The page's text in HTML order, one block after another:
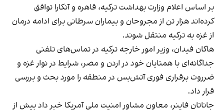
بر اساس اعلام وزارت بهداشت ترکیه، قاهره و آنکارا توافق
کرده‌اند هزار تن از مجروحان و بیماران سرطانی برای ادامه درمان
از غزه به ترکیه منتقل شوند.
هاکان فیدان، وزیر امور خارجه ترکیه در تماس‌های تلفنی
جداگانه‌ای با همتایان خود در اردن و مصر، شرایط در نوار غزه و
ضرروت برقراری فوری آتش‌بس در منطقه را مورد بحث و بررسی
قرار داد.
جاناتان فاینر، معاون مشاور امنیت ملی آمریکا خبر داد بیش از